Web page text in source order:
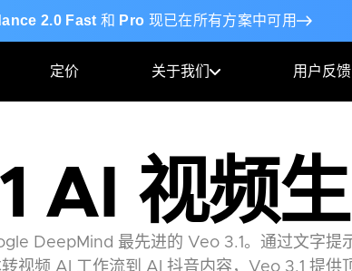
2.0 Fast 和 Pro 现已在所有方案中可用
定价 关于我们 用户反馈
AI 视频
DeepMind 最先进的 Veo 3.1。通过文字提
视频 AI 工作流到 AI 抖音内容，Veo 3.1 提供